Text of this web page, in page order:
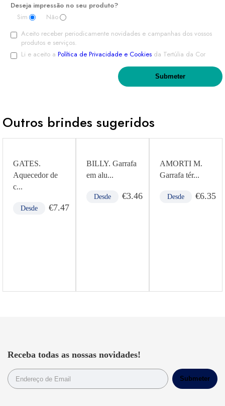
Deseja impressão no seu produto?
Sim
Não
Aceito receber periodicamente novidades e campanhas dos vossos
produtos e serviços.
Li e aceito a Política de Privacidade e Cookies da Tertúlia da Cor
Outros brindes sugeridos
GATES.
Aquecedor de
c...
Desde €7.47
BILLY. Garrafa
em alu...
Desde €3.46
AMORTI M.
Garrafa tér...
Desde €6.35
Receba todas as nossas novidades!